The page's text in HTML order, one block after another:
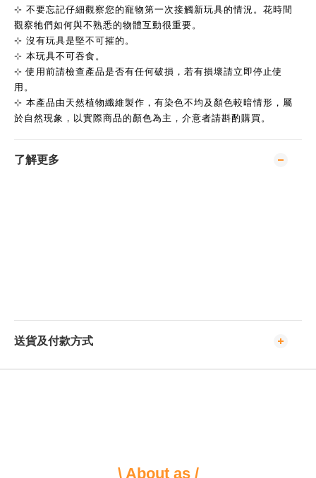
⊹ ​​不要忘記仔細觀察您的寵物第一次接觸新玩具的情況。花時間
觀察牠們如何與不熟悉的物體互動很重要。​
⊹ ​​沒有玩具是堅不可摧的。 ​
⊹ 本玩具不可吞食。 ​
⊹ ​​使用前​​請檢查​​產品​​是否有任何​​破損​​，​​若有​​損壞請立即停止使
用。
⊹ ​​本產品由天然植物纖維製作，有染色不均及顏色較暗情形，屬
於自然現象，以實際商品的顏色為主，介意者請斟酌購買。
了解更多
送貨及付款方式
\ About as /